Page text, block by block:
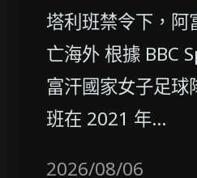
塔利班禁令下，阿
亡海外 根據 BBC
富汗國家女子足球
班在 2021 年…
2026/08/06